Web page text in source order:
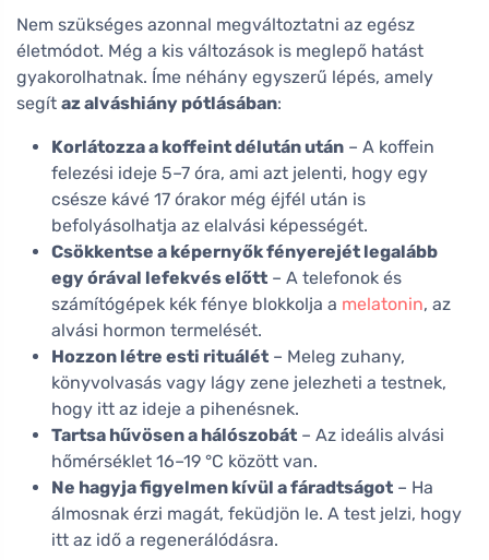
Nem szükséges azonnal megváltoztatni az egész
életmódot. Még a kis változások is meglepő hatást
gyakorolhatnak. Íme néhány egyszerű lépés, amely
segít az alváshiány pótlásában:
Korlátozza a koffeint délután után – A koffein
felezési ideje 5–7 óra, ami azt jelenti, hogy egy
csésze kávé 17 órakor még éjfél után is
befolyásolhatja az elalvási képességét.
Csökkentse a képernyők fényerejét legalább
egy órával lefekvés előtt – A telefonok és
számítógépek kék fénye blokkolja a melatonin, az
alvási hormon termelését.
Hozzon létre esti rituálét – Meleg zuhany,
könyvolvasás vagy lágy zene jelezheti a testnek,
hogy itt az ideje a pihenésnek.
Tartsa hűvösen a hálószobát – Az ideális alvási
hőmérséklet 16–19 °C között van.
Ne hagyja figyelmen kívül a fáradtságot – Ha
álmosnak érzi magát, feküdjön le. A test jelzi, hogy
itt az idő a regenerálódásra.